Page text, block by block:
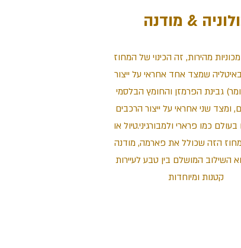
& מודנה
מהירות, זה הכינוי של המחוז
באיטליה שמצד אחד אחראי על ייצור
גבינת הפרמזן והחומץ הבלסמי
ומצד שני אחראי על ייצור הרכבים
כמו פרארי ולמבורגיני.טיול או
הזה שכולל את פארמה, מודנה
השילוב המושלם בין טבע לעיירות
קטנות ומיוחדות